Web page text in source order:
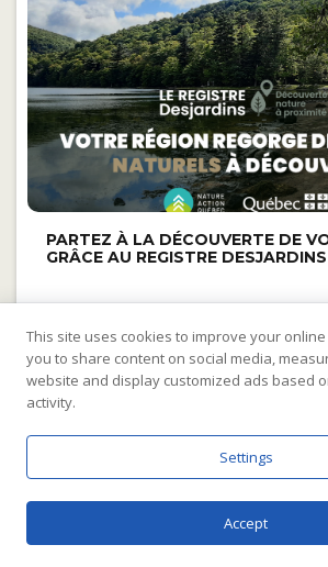
PARTEZ À LA DÉCOUVERTE DE
GRÂCE AU REGISTRE DESJARDINS
This site uses cookies to improve your
you to share content on social media,
website and display customized ads based
activity.
Settings
Accept